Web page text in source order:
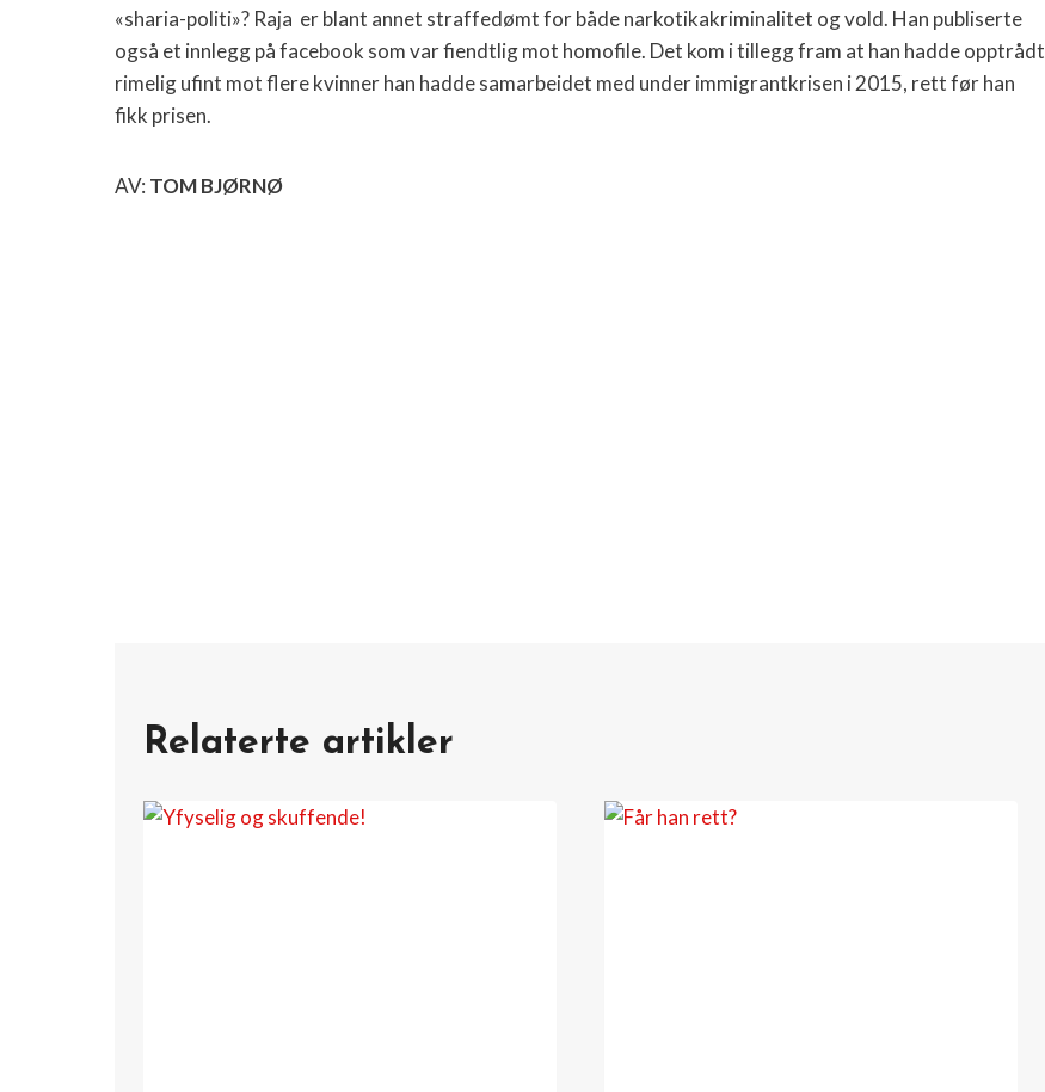
«sharia-politi»? Raja er blant annet straffedømt for både narkotikakriminalitet og vold. Han publiserte
også et innlegg på facebook som var fiendtlig mot homofile. Det kom i tillegg fram at han hadde opptrådt
rimelig ufint mot flere kvinner han hadde samarbeidet med under immigrantkrisen i 2015, rett før han
fikk prisen.
AV: TOM BJØRNØ
Relaterte artikler